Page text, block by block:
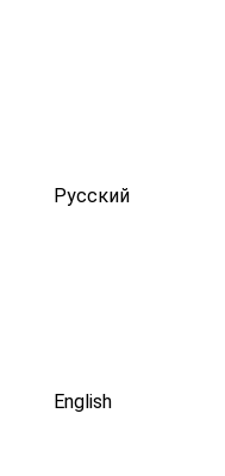
Русский
English